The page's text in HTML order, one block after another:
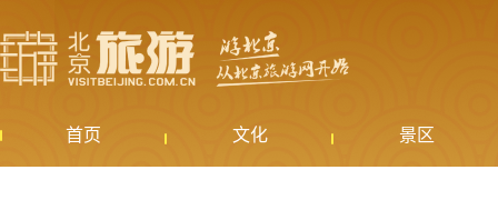
首页 文化 景区